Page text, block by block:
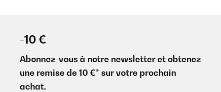
-10 €
Abonnez-vous à notre newsletter et obtenez
une remise de 10 €* sur votre prochain
achat.